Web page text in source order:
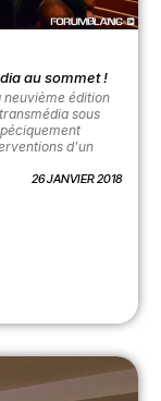
au sommet !
neuvième édition
sous
d'un
26 JANVIER 2018